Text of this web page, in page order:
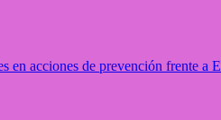
en acciones de prevención frente a